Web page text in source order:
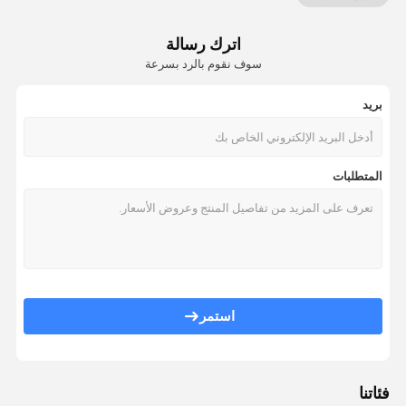
خط الجلفنة بالغمس الساخناترك رسالة
سوف نقوم بالرد بسرعة
بريد
المتطلبات
استمر
فئاتنا